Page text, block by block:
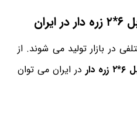
در بازار تولید می شوند. از
۶*۲ زره دار
در ایران می توان